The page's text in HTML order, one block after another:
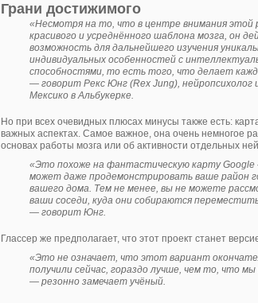
Грани достижимого
«Несмотря на то, что в центре внимания этой
красивого и усреднённого шаблона мозга, он
возможность для дальнейшего изучения
индивидуальных особенностей с
способностями, то есть того, что делает
— говорит Рекс Юнг (Rex Jung),
Мексико в Альбукерке.
Но при всех очевидных плюсах минусы также есть:
важных аспектах. Самое важное, она очень немногое
основах работы мозга или об активности отдельных
«Это похоже на фантастическую карту
может даже продемонстрировать ваше район
вашего дома. Тем не менее, вы не можете
ваши соседи, куда они собираются
— говорит Юнг.
Глассер же предполагает, что этот проект станет
«Это не означает, что этот вариант
получили сейчас, гораздо лучше, чем то, что
— резонно замечает учёный.